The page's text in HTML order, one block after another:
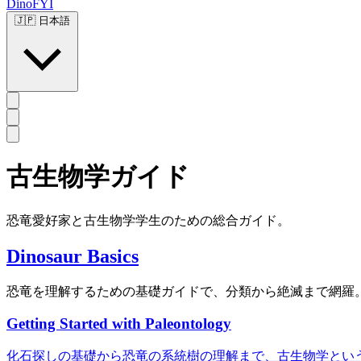
DinoFYI
🇯🇵 日本語
古生物学ガイド
恐竜愛好家と古生物学学生のための総合ガイド。
Dinosaur Basics
恐竜を理解するための基礎ガイドで、分類から絶滅まで網羅。
Getting Started with Paleontology
化石探しの基礎から恐竜の系統樹の理解まで、古生物学とい